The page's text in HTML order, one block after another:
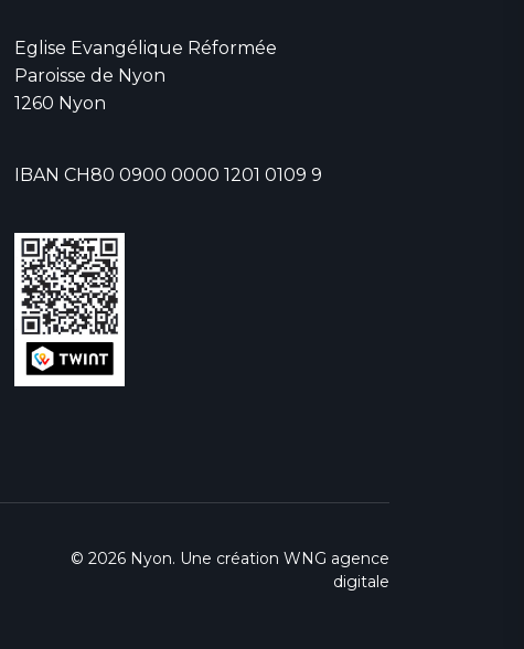
Eglise Evangélique Réformée
Paroisse de Nyon
1260 Nyon
IBAN CH80 0900 0000 1201 0109 9
© 2026 Nyon. Une création WNG agence
digitale